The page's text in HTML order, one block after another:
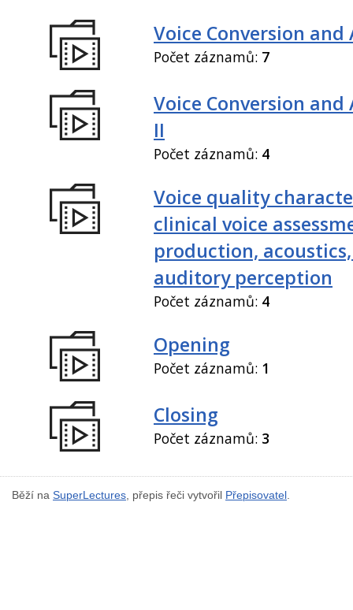
Voice Conversion
Počet záznamů: 7
Voice Conversion
II
Počet záznamů: 4
Voice quality
clinical voice
production,
auditory perception
Počet záznamů: 4
Opening
Počet záznamů: 1
Closing
Počet záznamů: 3
Běží na SuperLectures , přepis řeči vytvořil Přepisovatel